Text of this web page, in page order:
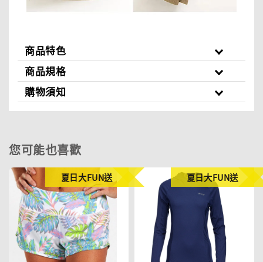
商品特色
商品規格
購物須知
您可能也喜歡
夏日大FUN送 夏日大FUN送